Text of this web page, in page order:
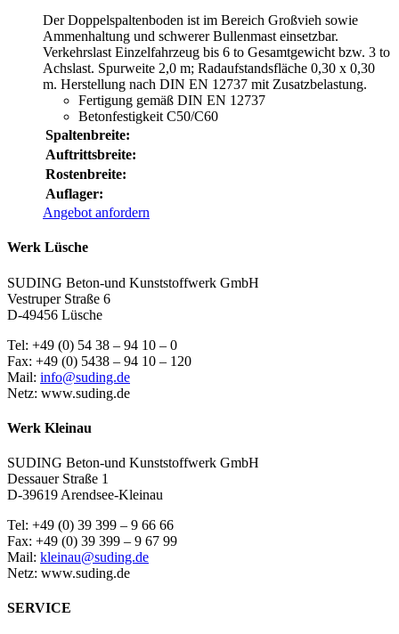
Der Doppelspaltenboden ist im Bereich Großvieh sowie
Ammenhaltung und schwerer Bullenmast einsetzbar.
Verkehrslast Einzelfahrzeug bis 6 to Gesamtgewicht bzw. 3 to
Achslast. Spurweite 2,0 m; Radaufstandsfläche 0,30 x 0,30
m. Herstellung nach DIN EN 12737 mit Zusatzbelastung.
Fertigung gemäß DIN EN 12737
Betonfestigkeit C50/C60
Spaltenbreite:
Auftrittsbreite:
Rostenbreite:
Auflager:
Angebot anfordern
Werk Lüsche
SUDING Beton-und Kunststoffwerk GmbH
Vestruper Straße 6
D-49456 Lüsche
Tel: +49 (0) 54 38 – 94 10 – 0
Fax: +49 (0) 5438 – 94 10 – 120
Mail: info@suding.de
Netz: www.suding.de
Werk Kleinau
SUDING Beton-und Kunststoffwerk GmbH
Dessauer Straße 1
D-39619 Arendsee-Kleinau
Tel: +49 (0) 39 399 – 9 66 66
Fax: +49 (0) 39 399 – 9 67 99
Mail: kleinau@suding.de
Netz: www.suding.de
SERVICE